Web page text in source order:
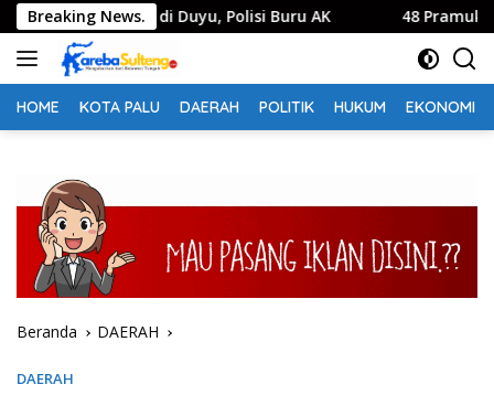
Langsung
ke
konten
Breaking News.
Keluarga di Duyu, Polisi Buru AK 48 Pramuka Kota
HOME KOTA PALU DAERAH POLITIK HUKUM EKONOMI
Beranda DAERAH
DAERAH